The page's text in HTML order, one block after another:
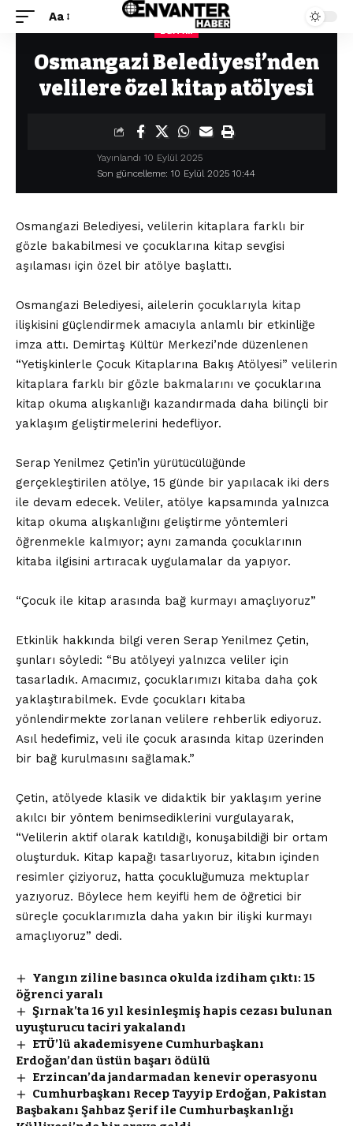
Aa
Envanter Haber > Osmangazi Belediyesi’nden velilere özel kitap atölyesi
Osmangazi Belediyesi’nden
velilere özel kitap atölyesi
Son güncelleme: 10 Eylül 2025 10:44
Yayınlandı 10 Eylül 2025
Osmangazi Belediyesi, velilerin kitaplara farklı bir
gözle bakabilmesi ve çocuklarına kitap sevgisi
aşılaması için özel bir atölye başlattı.
Osmangazi Belediyesi, ailelerin çocuklarıyla kitap
ilişkisini güçlendirmek amacıyla anlamlı bir etkinliğe
imza attı. Demirtaş Kültür Merkezi’nde düzenlenen
“Yetişkinlerle Çocuk Kitaplarına Bakış Atölyesi” velilerin
kitaplara farklı bir gözle bakmalarını ve çocuklarına
kitap okuma alışkanlığı kazandırmada daha bilinçli bir
yaklaşım geliştirmelerini hedefliyor.
Serap Yenilmez Çetin’in yürütücülüğünde
gerçekleştirilen atölye, 15 günde bir yapılacak iki ders
ile devam edecek. Veliler, atölye kapsamında yalnızca
kitap okuma alışkanlığını geliştirme yöntemleri
öğrenmekle kalmıyor; aynı zamanda çocuklarının
kitaba ilgisini artıracak uygulamalar da yapıyor.
“Çocuk ile kitap arasında bağ kurmayı amaçlıyoruz”
Etkinlik hakkında bilgi veren Serap Yenilmez Çetin,
şunları söyledi: “Bu atölyeyi yalnızca veliler için
tasarladık. Amacımız, çocuklarımızı kitaba daha çok
yaklaştırabilmek. Evde çocukları kitaba
yönlendirmekte zorlanan velilere rehberlik ediyoruz.
Asıl hedefimiz, veli ile çocuk arasında kitap üzerinden
bir bağ kurulmasını sağlamak.”
Çetin, atölyede klasik ve didaktik bir yaklaşım yerine
akılcı bir yöntem benimsediklerini vurgulayarak,
“Velilerin aktif olarak katıldığı, konuşabildiği bir ortam
oluşturduk. Kitap kapağı tasarlıyoruz, kitabın içinden
resimler çiziyoruz, hatta çocukluğumuza mektuplar
yazıyoruz. Böylece hem keyifli hem de öğretici bir
süreçle çocuklarımızla daha yakın bir ilişki kurmayı
amaçlıyoruz” dedi.
Yangın ziline basınca okulda izdiham çıktı: 15
öğrenci yaralı
Şırnak’ta 16 yıl kesinleşmiş hapis cezası bulunan
uyuşturucu taciri yakalandı
ETÜ’lü akademisyene Cumhurbaşkanı
Erdoğan’dan üstün başarı ödülü
Erzincan’da jandarmadan kenevir operasyonu
Cumhurbaşkanı Recep Tayyip Erdoğan, Pakistan
Başbakanı Şahbaz Şerif ile Cumhurbaşkanlığı